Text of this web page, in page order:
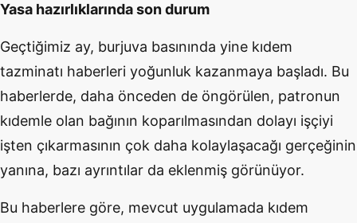
Yasa hazırlıklarında son durum
Geçtiğimiz ay, burjuva basınında yine kıdem
tazminatı haberleri yoğunluk kazanmaya başladı. Bu
haberlerde, daha önceden de öngörülen, patronun
kıdemle olan bağının koparılmasından dolayı işçiyi
işten çıkarmasının çok daha kolaylaşacağı gerçeğinin
yanına, bazı ayrıntılar da eklenmiş görünüyor.
Bu haberlere göre, mevcut uygulamada kıdem